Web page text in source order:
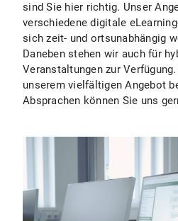
sind Sie hier richtig. Unser
verschiedene digitale
sich zeit- und ortsunabhängig
Daneben stehen wir auch für
Veranstaltungen zur
unserem vielfältigen Angebot
Absprachen können Sie uns